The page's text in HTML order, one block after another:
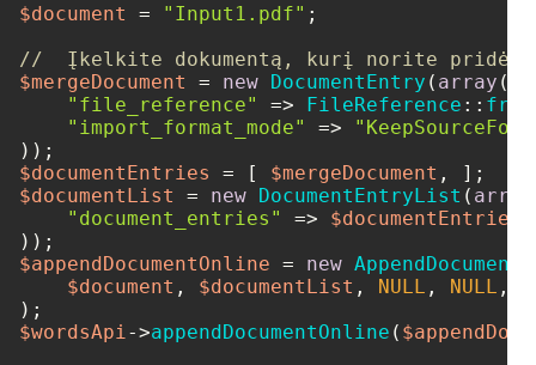
$document
= "Input1.pdf" ;
//  Įkelkite dokumentą, kurį norite pridėti
$mergeDocument
= new DocumentEntry ( array (
"file_reference"
=> FileReference ::
"import_format_mode"
=>
$documentEntries
= [ $mergeDocument
$documentList
= new DocumentEntryList ( array
"document_entries"
=> $documentEntries
$appendDocumentOnline = new
$document , $documentList , NULL , NULL ,
$wordsApi->appendDocumentOnline (